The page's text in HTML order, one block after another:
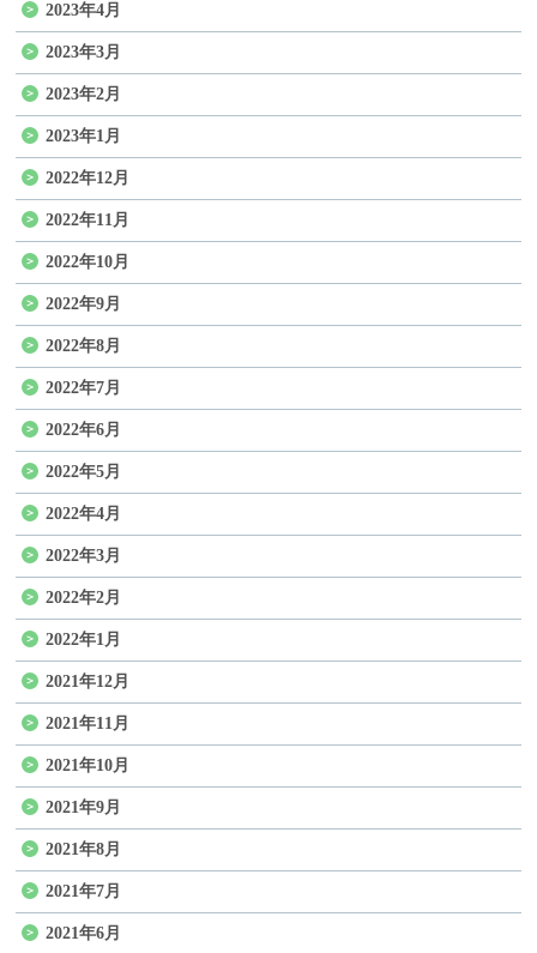
2023年4月
2023年3月
2023年2月
2023年1月
2022年12月
2022年11月
2022年10月
2022年9月
2022年8月
2022年7月
2022年6月
2022年5月
2022年4月
2022年3月
2022年2月
2022年1月
2021年12月
2021年11月
2021年10月
2021年9月
2021年8月
2021年7月
2021年6月